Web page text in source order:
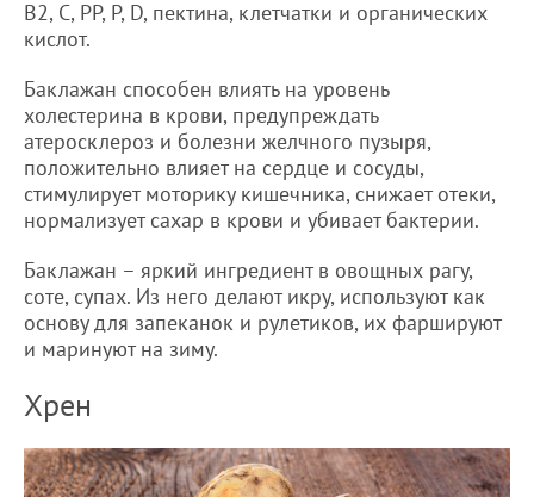
В2, С, PP, Р, D, пектина, клетчатки и органических
кислот.
Баклажан способен влиять на уровень
холестерина в крови, предупреждать
атеросклероз и болезни желчного пузыря,
положительно влияет на сердце и сосуды,
стимулирует моторику кишечника, снижает отеки,
нормализует сахар в крови и убивает бактерии.
Баклажан – яркий ингредиент в овощных рагу,
соте, супах. Из него делают икру, используют как
основу для запеканок и рулетиков, их фаршируют
и маринуют на зиму.
Хрен